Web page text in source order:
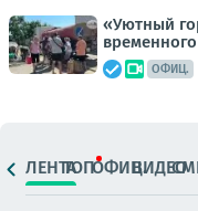
«Уютный
ОФИЦ.
ЛЕНТАТОПОФИЦ.ВИДЕО